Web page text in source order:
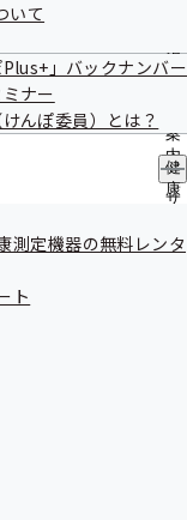
届
先
一
覧
の
ュ
ー
導
案
内
の
サ
メ
いて
」バックナンバー
ナー
んぽ委員）とは？
健
康
り
測定機器の無料レンタ
ト
を開催い
なりましたのでお